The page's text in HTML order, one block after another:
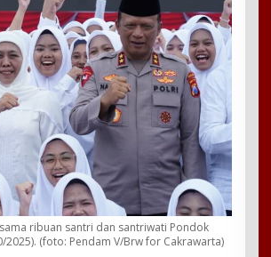
ribuan santri dan santriwati Pondok
2025). (foto: Pendam V/Brw for Cakrawarta)